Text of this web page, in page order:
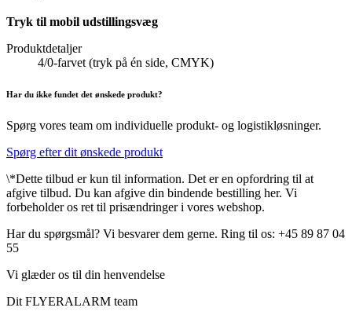
Tryk til mobil udstillingsvæg
Produktdetaljer
4/0-farvet (tryk på én side, CMYK)
Har du ikke fundet det ønskede produkt?
Spørg vores team om individuelle produkt- og logistikløsninger.
Spørg efter dit ønskede produkt
\*Dette tilbud er kun til information. Det er en opfordring til at
afgive tilbud. Du kan afgive din bindende bestilling her. Vi
forbeholder os ret til prisændringer i vores webshop.
Har du spørgsmål? Vi besvarer dem gerne. Ring til os: +45 89 87 04
55
Vi glæder os til din henvendelse
Dit FLYERALARM team